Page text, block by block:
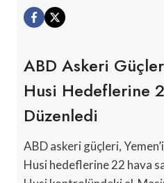
ABD Askeri
Husi Hedeflerine
Düzenledi
ABD askeri güçleri,
Husi hedeflerine 22 hava